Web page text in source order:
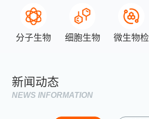
分子生物
细胞生物
微生物检
新闻动态
NEWS INFORMATION